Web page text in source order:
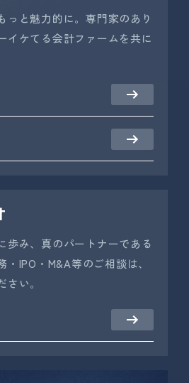
っと魅力的に。専門家のあり
イケてる会計ファームを共に
歩み、真のパートナーである
IPO・M&A等のご相談は、
い。